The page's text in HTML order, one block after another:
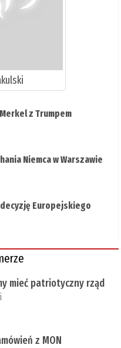
z Trumpem
Niemca w Warszawie
decyzję Europejskiego
mieć patriotyczny rząd
z MON